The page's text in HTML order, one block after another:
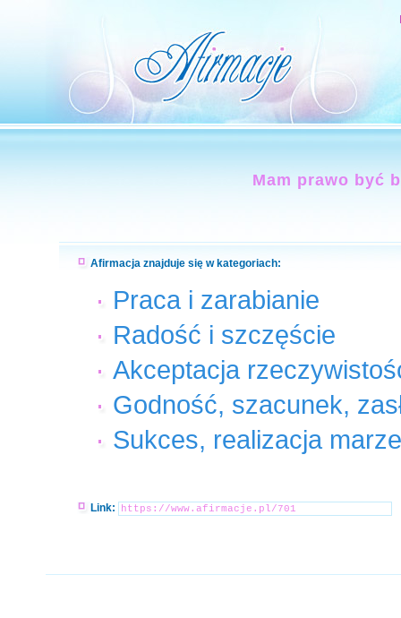
Mam prawo być
Afirmacja znajduje się w kategoriach:
Praca i zarabianie
Radość i szczęście
Akceptacja
Godność, szacunek,
Sukces, realizacja
Link: